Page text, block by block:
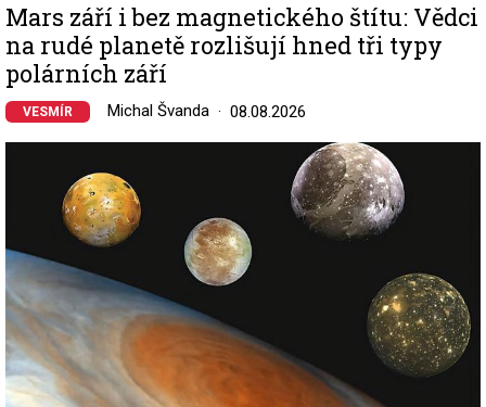
Mars září i bez magnetického štítu: Vědci
na rudé planetě rozlišují hned tři typy
polárních září
VESMÍR Michal Švanda 08.08.2026